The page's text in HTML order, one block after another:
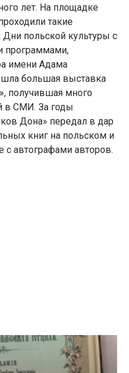
лет. На площадке
такие
польской культуры с
программами,
имени Адама
большая выставка
получившая много
в СМИ. За годы
Дона» передал в дар
книг на польском и
с автографами авторов.